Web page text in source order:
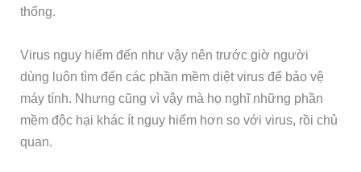
thống.
Virus nguy hiểm đến như vậy nên trước giờ người
dùng luôn tìm đến các phần mềm diệt virus để bảo vệ
máy tính. Nhưng cũng vì vậy mà họ nghĩ những phần
mềm độc hại khác ít nguy hiểm hơn so với virus, rồi chủ
quan.